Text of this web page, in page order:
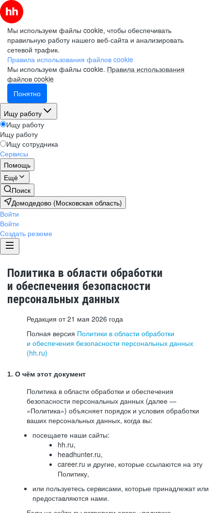
Мы используем файлы cookie, чтобы обеспечивать
правильную работу нашего веб-сайта и анализировать
сетевой трафик.
Правила использования файлов cookie
Мы используем файлы cookie. Правила использования
файлов cookie
Понятно
Ищу работу
Ищу работу
Ищу работу
Ищу сотрудника
Сервисы
Помощь
Ещё
Поиск
Домодедово (Московская область)
Войти
Войти
Создать резюме
Политика в области обработки
и обеспечения безопасности
персональных данных
Редакция от 21 мая 2026 года
Полная версия Политики в области обработки
и обеспечения безопасности персональных данных
(hh.ru)
1. О чём этот документ
Политика в области обработки и обеспечения
безопасности персональных данных (далее —
«Политика») объясняет порядок и условия обработки
ваших персональных данных, когда вы:
посещаете наши сайты:
hh.ru,
headhunter.ru,
career.ru и другие, которые ссылаются на эту
Политику,
или пользуетесь сервисами, которые принадлежат или
предоставляются нами.